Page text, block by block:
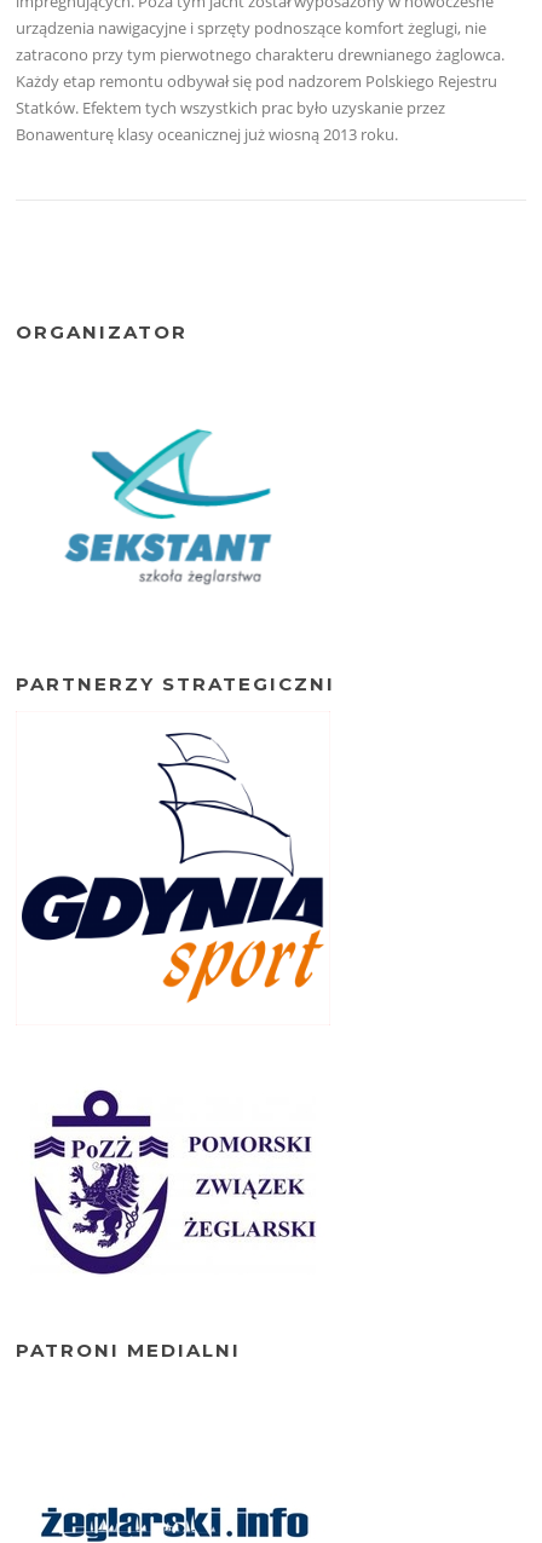
urządzenia nawigacyjne i sprzęty podnoszące komfort żeglugi, nie
zatracono przy tym pierwotnego charakteru drewnianego żaglowca.
Każdy etap remontu odbywał się pod nadzorem Polskiego Rejestru
Statków. Efektem tych wszystkich prac było uzyskanie przez
Bonawenturę klasy oceanicznej już wiosną 2013 roku.
ORGANIZATOR
PARTNERZY STRATEGICZNI
PATRONI MEDIALNI